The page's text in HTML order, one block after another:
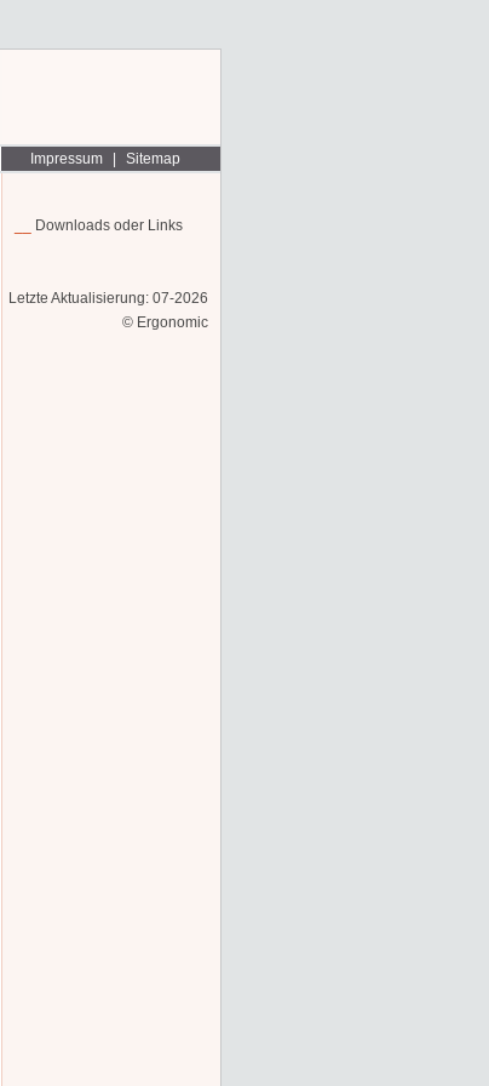
Impressum Sitemap
Downloads oder Links
Letzte Aktualisierung: 07-2026
© Ergonomic